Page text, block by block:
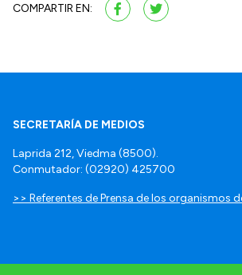
COMPARTIR EN:
SECRETARÍA DE MEDIOS
Laprida 212, Viedma (8500).
Conmutador: (02920) 425700
>> Referentes de Prensa de los organismos